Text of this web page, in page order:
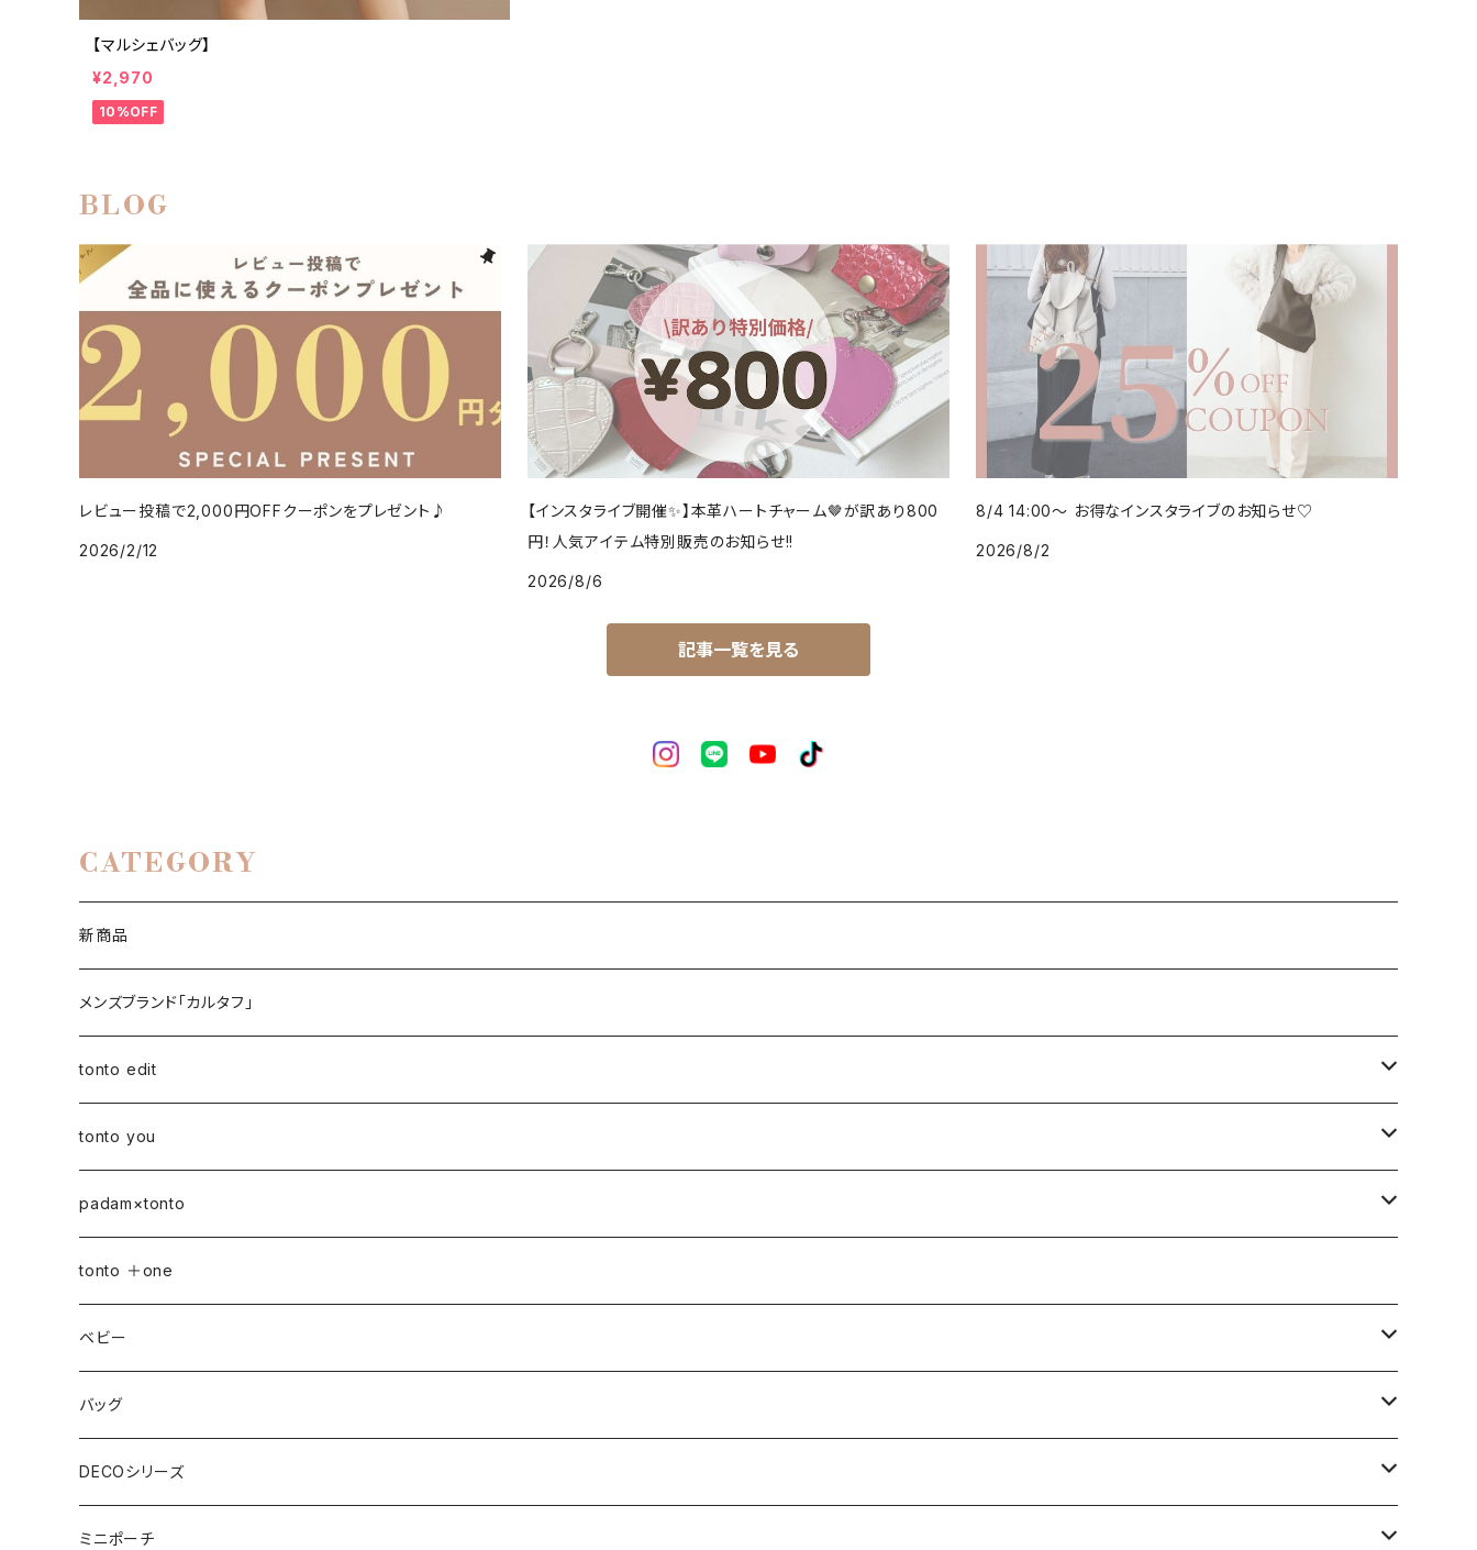
【マルシェバッグ】
¥2,970
10%OFF
BLOG
レビュー投稿で2,000円OFFクーポンをプレゼント♪
2026/2/12
【インスタライブ開催✨】本革ハートチャーム🤎が訳あり800
円！人気アイテム特別販売のお知らせ!!
2026/8/6
8/4 14:00～ お得なインスタライブのお知らせ♡
2026/8/2
記事一覧を見る
CATEGORY
新商品
メンズブランド「カルタフ」
tonto edit
petal bag
tonto you
ベビー
おむつポーチ
おむつポーチ fit
バッグ
ショルダーバッグ
アジャスターショルダーバッグ
ポーチ
シカクポーチ
マルチポーチ
ドリンク・マグホルダー
インテリア
レザーケース
ステーショナリー
padam×tonto
Sサイズ
Mサイズ
tonto ＋one
ベビー
おむつポーチ
おむつポーチ
ポケット付きおむつポーチ
おむつポーチ fit
おむつポーチ fit
ストローラーバッグ
バッグ
ショルダーバッグ
ファスナー付きショルダーバッグ
トートバッグ
DECOシリーズ
ショルダーバッグ
ミニポーチ